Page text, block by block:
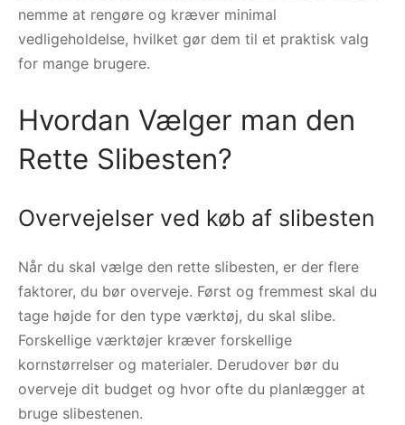
nemme at rengøre og kræver minimal
vedligeholdelse, hvilket gør dem til et praktisk valg
for mange brugere.
Hvordan Vælger man den
Rette Slibesten?
Overvejelser ved køb af slibesten
Når du skal vælge den rette slibesten, er der flere
faktorer, du bør overveje. Først og fremmest skal du
tage højde for den type værktøj, du skal slibe.
Forskellige værktøjer kræver forskellige
kornstørrelser og materialer. Derudover bør du
overveje dit budget og hvor ofte du planlægger at
bruge slibestenen.